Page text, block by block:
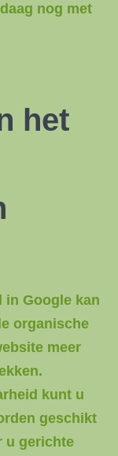
nog met
het
in Google kan
organische
meer
kunt u
geschikt
u gerichte